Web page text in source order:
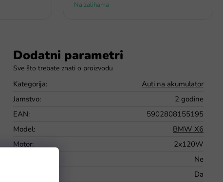
Na zalihama
Dodatni parametri
Kategorija:
Auti na akumulator
Jamstvo:
2 godine
EAN:
5902808155195
Model:
BMW X6
Motor:
2x120W
Ne
Da